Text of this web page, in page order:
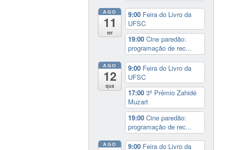
AGO
11
ter
9:00 Feira do Livro da
UFSC
19:00Cine paredão:
programação de rec...
AGO
12
qua
9:00 Feira do Livro da
UFSC
17:003º Prêmio Zahidé
Muzart
19:00Cine paredão:
programação de rec...
AGO 9:00 Feira do Livro da